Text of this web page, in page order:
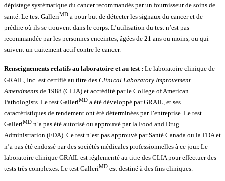
dépistage systématique du cancer recommandés par un fournisseur de soins de
santé. Le test GalleriMD a pour but de détecter les signaux du cancer et de
prédire où ils se trouvent dans le corps. L’utilisation du test n’est pas
recommandée par les personnes enceintes, âgées de 21 ans ou moins, ou qui
suivent un traitement actif contre le cancer.
Renseignements relatifs au laboratoire et au test : Le laboratoire clinique de
GRAIL, Inc. est certifié au titre des Clinical Laboratory Improvement
Amendments de 1988 (CLIA) et accrédité par le College of American
Pathologists. Le test GalleriMD a été développé par GRAIL, et ses
caractéristiques de rendement ont été déterminées par l’entreprise. Le test
GalleriMD n’a pas été autorisé ou approuvé par la Food and Drug
Administration (FDA). Ce test n’est pas approuvé par Santé Canada ou la FDA et
n’a pas été endossé par des sociétés médicales professionnelles à ce jour. Le
laboratoire clinique GRAIL est réglementé au titre des CLIA pour effectuer des
tests très complexes. Le test GalleriMD est destiné à des fins cliniques.